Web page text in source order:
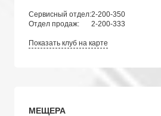
Сервисный отдел:2-200-350
Отдел продаж:
2-200-333
Показать клуб на карте
МЕЩЕРА